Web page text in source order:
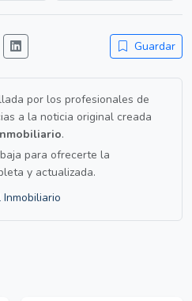
Guardar
por los profesionales de
a la noticia original creada
.
para ofrecerte la
y actualizada.